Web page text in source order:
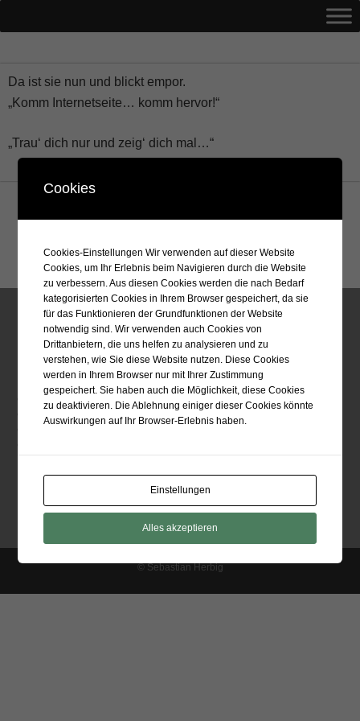
Da ist sie nun und blickt empor.
„Komm Internetseite… komm hervor!“
„Trau‘ dich nur und zeig‘ dich mal…“
zurück zur Übersicht
soulflower.de ist eine private Internetseite
Aktuelle Beiträge…
Wichtelgeschenk 2021 – Ginderalla
Regal für Sichtlagerboxen
Impressum
Datenschutzerklärung
© Sebastian Herbig
Cookies
Cookies-Einstellungen Wir verwenden auf dieser Website
Cookies, um Ihr Erlebnis beim Navigieren durch die Website
zu verbessern. Aus diesen Cookies werden die nach Bedarf
kategorisierten Cookies in Ihrem Browser gespeichert, da sie
für das Funktionieren der Grundfunktionen der Website
notwendig sind. Wir verwenden auch Cookies von
Drittanbietern, die uns helfen zu analysieren und zu
verstehen, wie Sie diese Website nutzen. Diese Cookies
werden in Ihrem Browser nur mit Ihrer Zustimmung
gespeichert. Sie haben auch die Möglichkeit, diese Cookies
zu deaktivieren. Die Ablehnung einiger dieser Cookies könnte
Auswirkungen auf Ihr Browser-Erlebnis haben.
Einstellungen
Alles akzeptieren